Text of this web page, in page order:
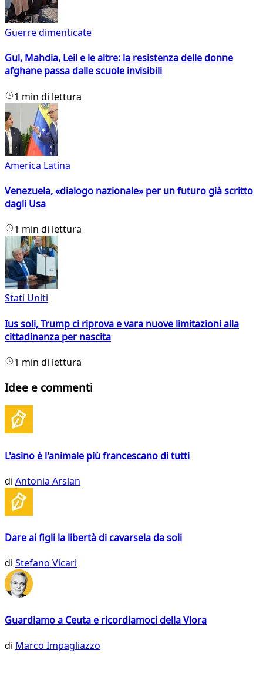
Guerre dimenticate
Gul, Mahdia, Leil e le altre: la resistenza delle donne
afghane passa dalle scuole invisibili
1 min di lettura
America Latina
Venezuela, «dialogo nazionale» per un futuro già scritto
dagli Usa
1 min di lettura
Stati Uniti
Ius soli, Trump ci riprova e vara nuove limitazioni alla
cittadinanza per nascita
1 min di lettura
Idee e commenti
L'asino è l'animale più francescano di tutti
di Antonia Arslan
Dare ai figli la libertà di cavarsela da soli
di Stefano Vicari
Guardiamo a Ceuta e ricordiamoci della Vlora
di Marco Impagliazzo